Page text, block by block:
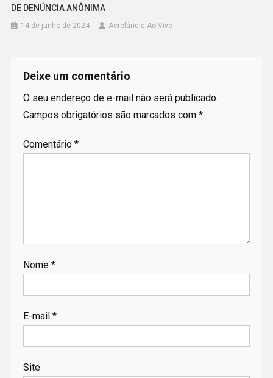
DE DENÚNCIA ANÔNIMA
14 de junho de 2024 Acrelândia Ao Vivo
Deixe um comentário
O seu endereço de e-mail não será publicado.
Campos obrigatórios são marcados com *
Comentário *
Nome *
E-mail *
Site